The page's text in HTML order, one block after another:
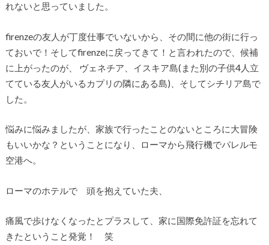
れないと思っていました。
firenzeの友人が丁度仕事でいないから、その間に他の街に行っ
ておいで！そしてfirenzeに戻ってきて！と言われたので、候補
に上がったのが、 ヴェネチア、イスキア島(また別の子供4人立
てている友人がいるカプリの隣にある島)、そしてシチリア島で
した。
悩みに悩みましたが、家族で行ったことのないところに大冒険
もいいかな？ということになり、ローマから飛行機でパレルモ
空港へ。
ローマのホテルで 頭を抱えていた夫、
痛風で歩けなくなったとプラスして、家に国際免許証を忘れて
きたということ発覚！ 笑